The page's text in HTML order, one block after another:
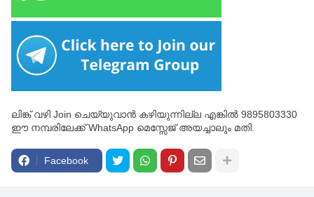
ലിങ്ക് വഴി Join ചെയ്യുവാൻ കഴിയുന്നില്ല എങ്കിൽ 9895803330
ഈ നമ്പരിലേക്ക് WhatsApp മെസ്സേജ് അയച്ചാലും മതി.
Facebook